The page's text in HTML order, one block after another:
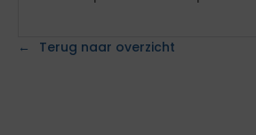
Terug naar overzicht